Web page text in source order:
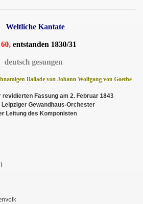
Weltliche Kantate
entstanden 1830/31
deutsch gesungen
Ballade von Johann Wolfgang von Goethe
Fassung am 2. Februar 1843
Gewandhaus-Orchester
Leitung des Komponisten